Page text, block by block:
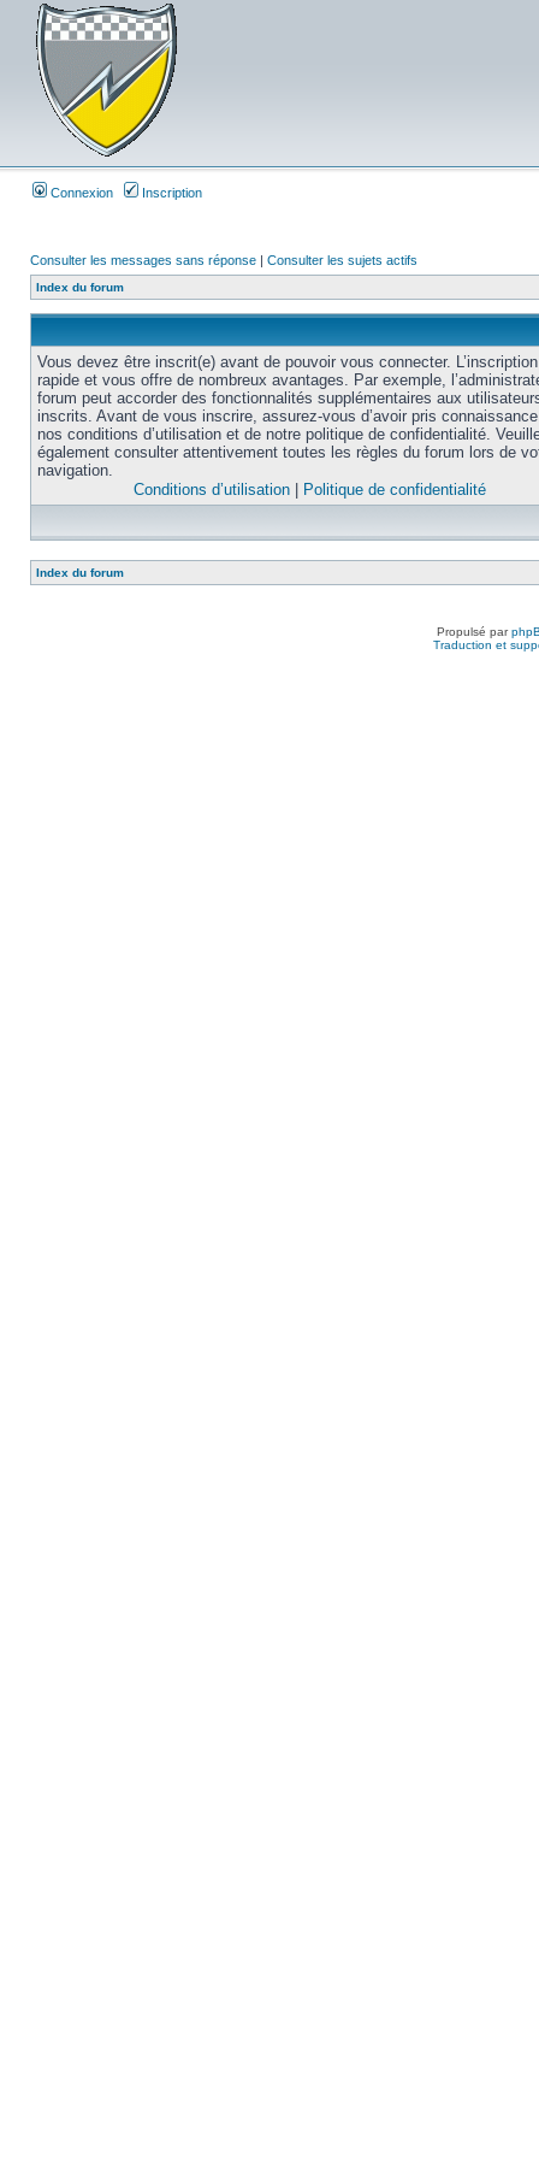
Connexion Inscription
Consulter les messages sans réponse | Consulter les sujets actifs
Index du forum
Vous devez être inscrit(e) avant de pouvoir vous connecter.
rapide et vous offre de nombreux avantages. Par exemple,
forum peut accorder des fonctionnalités supplémentaires aux
inscrits. Avant de vous inscrire, assurez-vous d’avoir pris
nos conditions d’utilisation et de notre politique de confidentialité.
également consulter attentivement toutes les règles du forum lors de
navigation.
Conditions d’utilisation
Politique de confidentialité
Index du forum
Propulsé par
Traduction et